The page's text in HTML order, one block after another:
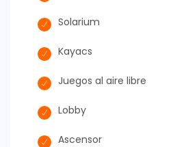
Solarium
Kayacs
Juegos al aire libre
Lobby
Ascensor